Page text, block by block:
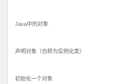
Java中的对象
声明对象（也称为实例化类）
初始化一个对象